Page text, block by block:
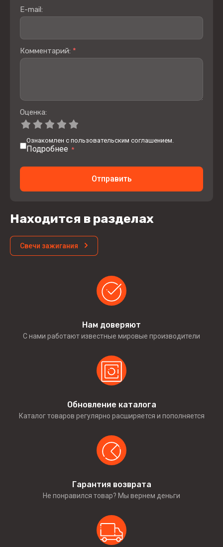
E-mail:
Комментарий: *
Оценка:
Ознакомлен с пользовательским соглашением.
Подробнее *
Отправить
Находится в разделах
Свечи зажигания
Нам доверяют
С нами работают известные мировые производители
Обновление каталога
Каталог товаров регулярно расширяется и пополняется
Гарантия возврата
Не понравился товар? Мы вернем деньги